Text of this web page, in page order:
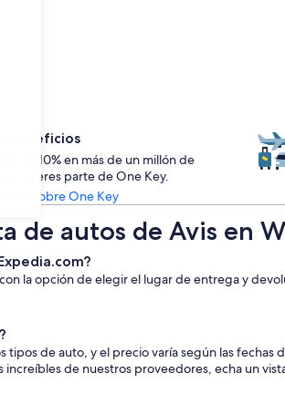
beneficios
un 10% en más de un millón de
si eres parte de One Key.
sobre One Key
de autos de Avis en
la opción de elegir el lugar de entrega y
de auto, y el precio varía según las fechas
de nuestros proveedores, echa un